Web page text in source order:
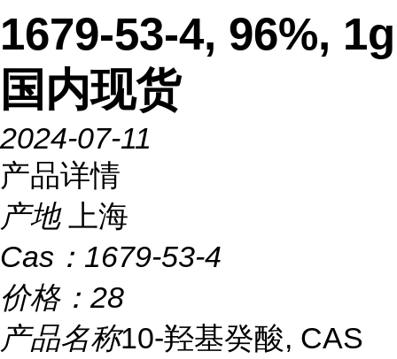
1679-53-4, 96%, 1g
国内现货
2024-07-11
产品详情
产地
上海
Cas： 1679-53-4
价格： 28
产品名称10-羟基癸酸, CAS